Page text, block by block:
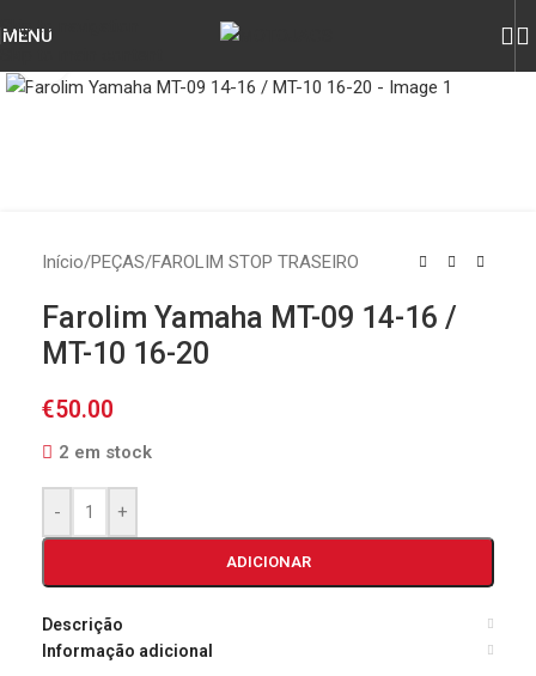
Skip to navigation
MENU
Início/PEÇAS/FAROLIM STOP TRASEIRO
Farolim Yamaha MT-09 14-16 /
MT-10 16-20
€50.00
2 em stock
- +
ADICIONAR
Descrição
Informação adicional